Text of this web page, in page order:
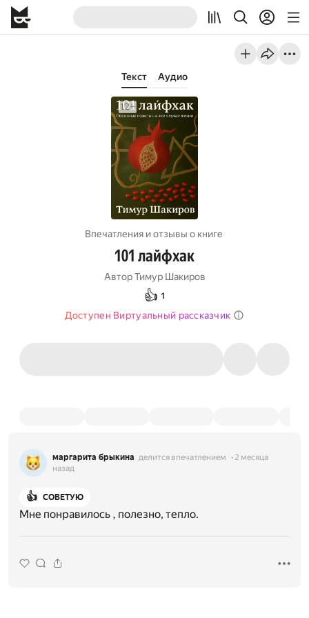
Текст Аудио
Впечатления и отзывы о книге
101 лайфхак
Автор Тимур Шакиров
👍 1
Доступен Виртуальный рассказчик
маргарита брыкина делится впечатлением
2 месяца
назад
👍 СОВЕТУЮ
Мне понравилось , полезно, тепло.